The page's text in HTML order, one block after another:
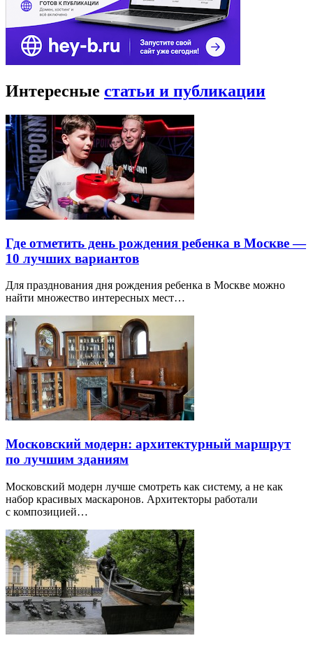
Интересные статьи и публикации
Где отметить день рождения ребенка в Москве —
10 лучших вариантов
Для празднования дня рождения ребенка в Москве можно
найти множество интересных мест…
Московский модерн: архитектурный маршрут
по лучшим зданиям
Московский модерн лучше смотреть как систему, а не как
набор красивых маскаронов. Архитекторы работали
с композицией…